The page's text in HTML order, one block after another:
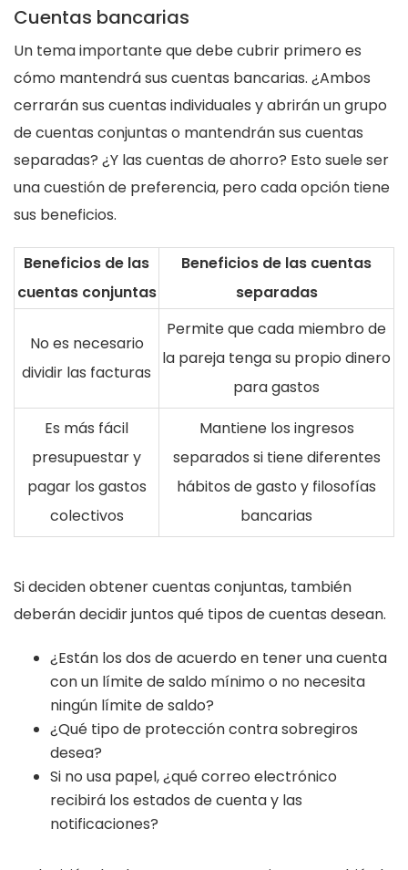
Cuentas bancarias
Un tema importante que debe cubrir primero es
cómo mantendrá sus cuentas bancarias. ¿Ambos
cerrarán sus cuentas individuales y abrirán un grupo
de cuentas conjuntas o mantendrán sus cuentas
separadas? ¿Y las cuentas de ahorro? Esto suele ser
una cuestión de preferencia, pero cada opción tiene
sus beneficios.
Beneficios de las
cuentas conjuntas
Beneficios de las cuentas
separadas
No es necesario
dividir las facturas
Permite que cada miembro de
la pareja tenga su propio dinero
para gastos
Es más fácil
presupuestar y
pagar los gastos
colectivos
Mantiene los ingresos
separados si tiene diferentes
hábitos de gasto y filosofías
bancarias
Si deciden obtener cuentas conjuntas, también
deberán decidir juntos qué tipos de cuentas desean.
¿Están los dos de acuerdo en tener una cuenta
con un límite de saldo mínimo o no necesita
ningún límite de saldo?
¿Qué tipo de protección contra sobregiros
desea?
Si no usa papel, ¿qué correo electrónico
recibirá los estados de cuenta y las
notificaciones?